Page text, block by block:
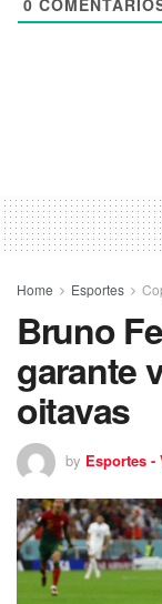
Home Esportes
Bruno
garante
oitavas
by Esportes -